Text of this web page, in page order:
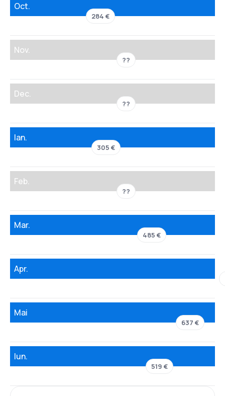
Oct.
284 €
Nov.
??
Dec.
??
Ian.
305 €
Feb.
??
Mar.
485 €
Apr.
Mai
637 €
Iun.
519 €